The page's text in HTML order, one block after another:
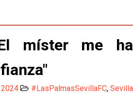
“El objetivo es mejorar la
a Alberto Flores" por Rafa
juega Fran González
míster me ha
#LasPalmasSevillaFC, Sevilla